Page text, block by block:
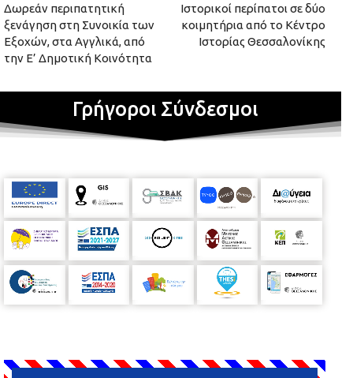
Δωρεάν περιπατητική
ξενάγηση στη Συνοικία των
Εξοχών, στα Αγγλικά, από
την Ε’ Δημοτική Κοινότητα
Ιστορικοί περίπατοι σε δύο
κοιμητήρια από το Κέντρο
Ιστορίας Θεσσαλονίκης
Γρήγοροι Σύνδεσμοι